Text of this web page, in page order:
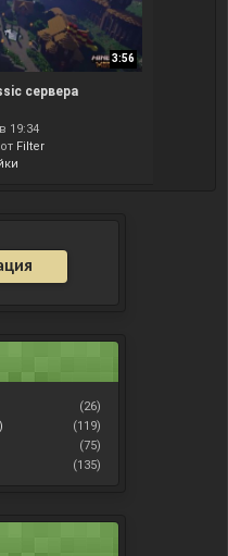
3:56
сервера
19:34
Filter
(26)
(119)
(75)
(135)